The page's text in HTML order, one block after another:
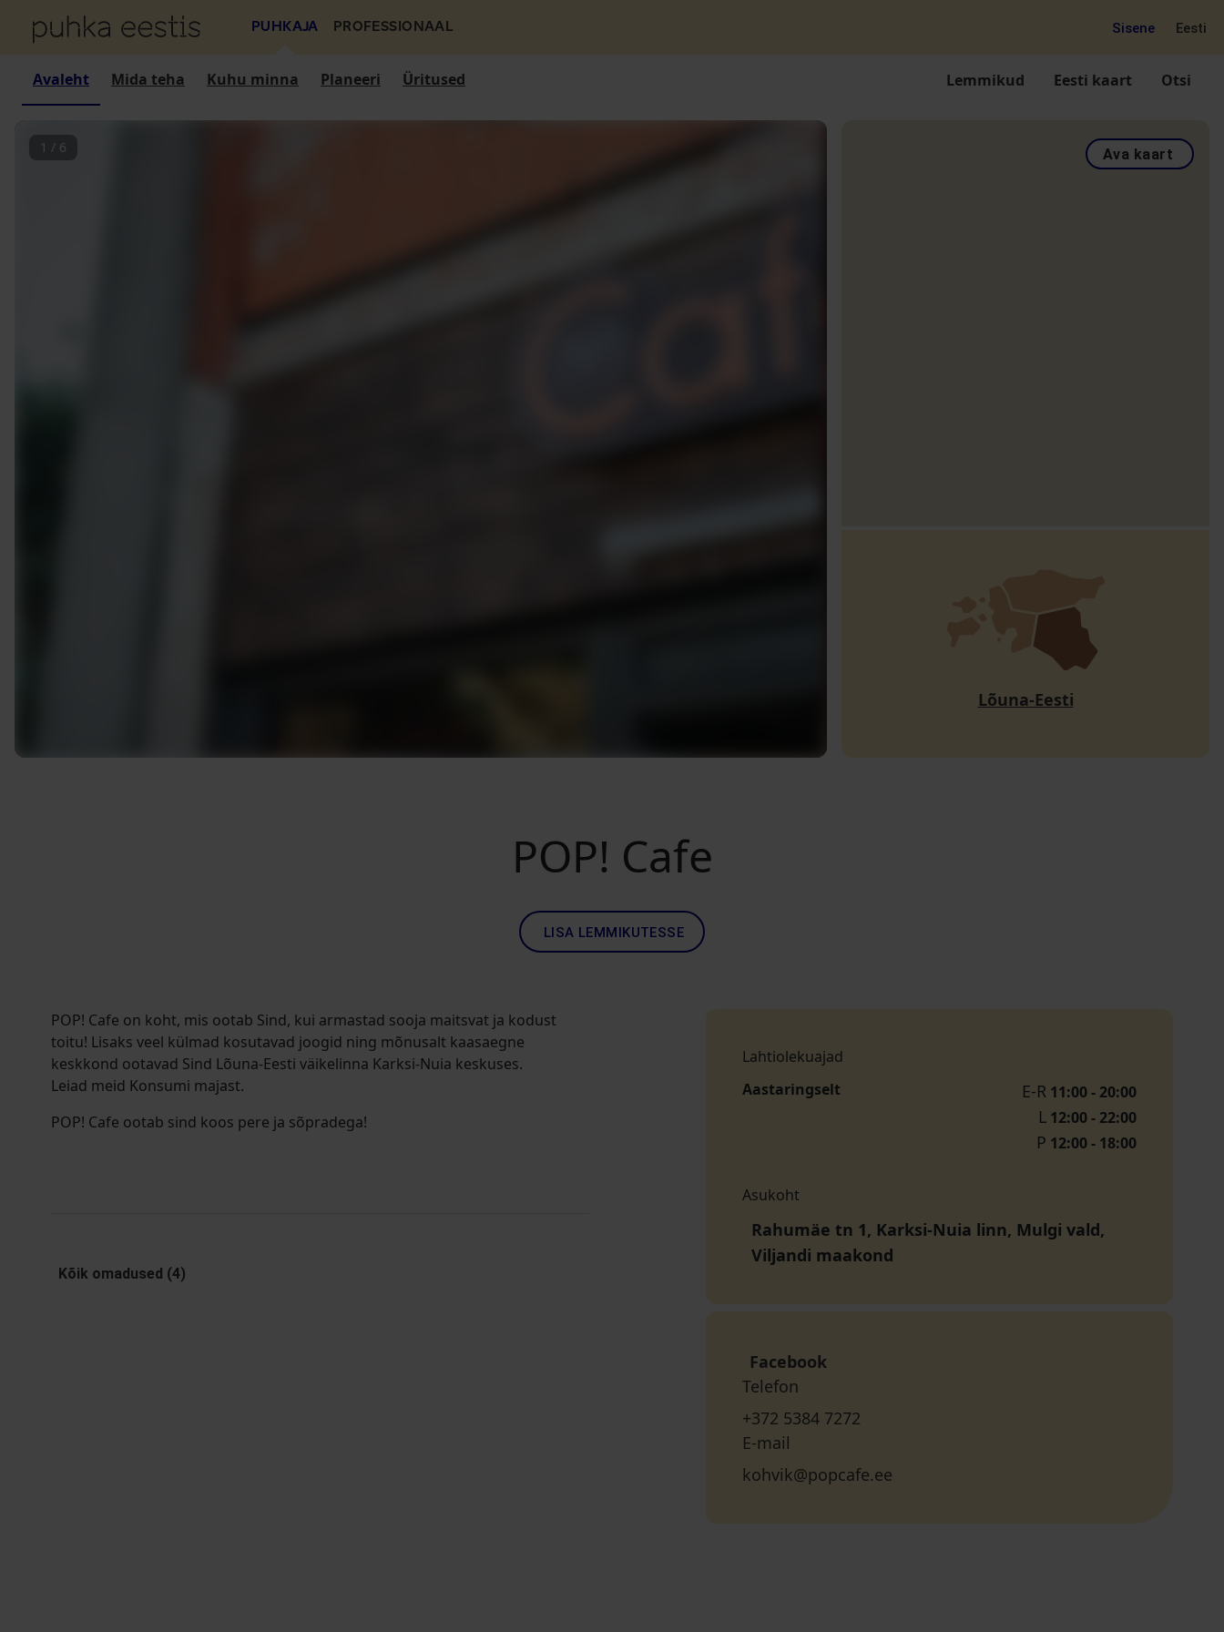
PUHKAJA PROFESSIONAAL Sisene Eesti
Avaleht Mida teha Kuhu minna Planeeri Üritused Lemmikud Eesti kaart Otsi
1 / 6 Ava kaart
Lõuna-Eesti
POP! Cafe
LISA LEMMIKUTESSE
POP! Cafe on koht, mis ootab Sind, kui armastad sooja maitsvat ja kodust
toitu! Lisaks veel külmad kosutavad joogid ning mõnusalt kaasaegne
keskkond ootavad Sind Lõuna-Eesti väikelinna Karksi-Nuia keskuses.
Leiad meid Konsumi majast.
POP! Cafe ootab sind koos pere ja sõpradega!
Kõik omadused (4)
Lahtiolekuajad
Aastaringselt
E-R 11:00 - 20:00
L 12:00 - 22:00
P 12:00 - 18:00
Asukoht
Rahumäe tn 1, Karksi-Nuia linn, Mulgi vald,
Viljandi maakond
Facebook
Telefon
+372 5384 7272
E-mail
kohvik@popcafe.ee